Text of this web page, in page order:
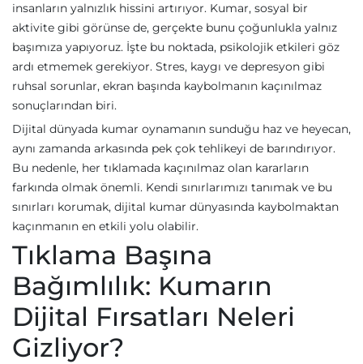
insanların yalnızlık hissini artırıyor. Kumar, sosyal bir
aktivite gibi görünse de, gerçekte bunu çoğunlukla yalnız
başımıza yapıyoruz. İşte bu noktada, psikolojik etkileri göz
ardı etmemek gerekiyor. Stres, kaygı ve depresyon gibi
ruhsal sorunlar, ekran başında kaybolmanın kaçınılmaz
sonuçlarından biri.
Dijital dünyada kumar oynamanın sunduğu haz ve heyecan,
aynı zamanda arkasında pek çok tehlikeyi de barındırıyor.
Bu nedenle, her tıklamada kaçınılmaz olan kararların
farkında olmak önemli. Kendi sınırlarımızı tanımak ve bu
sınırları korumak, dijital kumar dünyasında kaybolmaktan
kaçınmanın en etkili yolu olabilir.
Tıklama Başına
Bağımlılık: Kumarın
Dijital Fırsatları Neleri
Gizliyor?